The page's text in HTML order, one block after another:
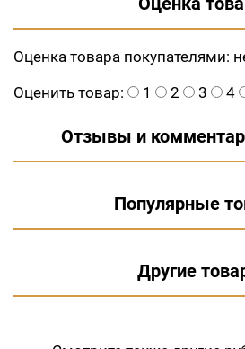
Оценка
Оценка товара покупателями:
Оценить товар:
1 2 3 4
Отзывы и
Популярные
Другие